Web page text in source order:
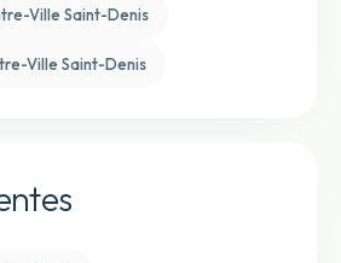
Ville Saint-Denis
Ville Saint-Denis